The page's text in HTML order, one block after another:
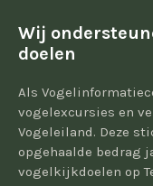
Wij
doelen
Als
vogelexcursies en
Vogeleiland. Deze
opgehaalde bedrag
vogelkijkdoelen op